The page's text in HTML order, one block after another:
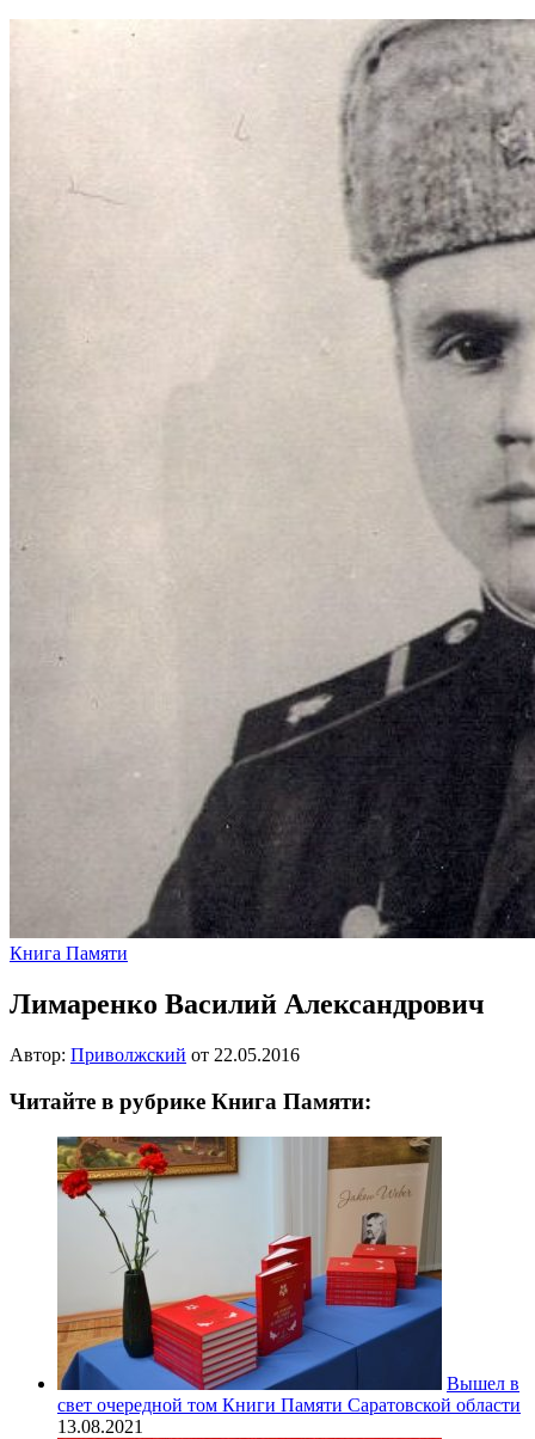
Книга Памяти
Лимаренко Василий Александрович
Автор: Приволжский от 22.05.2016
Читайте в рубрике Книга Памяти:
Вышел в
свет очередной том Книги Памяти Саратовской области
13.08.2021